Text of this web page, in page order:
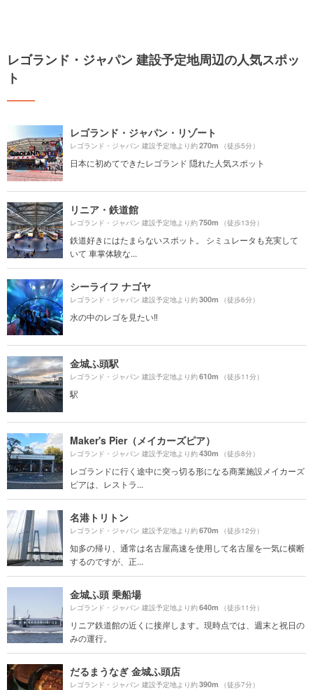
レゴランド・ジャパン 建設予定地周辺の人気スポッ
ト
レゴランド・ジャパン・リゾート
レゴランド・ジャパン 建設予定地より約270m （徒歩5分）
日本に初めてできたレゴランド 隠れた人気スポット
リニア・鉄道館
レゴランド・ジャパン 建設予定地より約750m （徒歩13分）
鉄道好きにはたまらないスポット。 シミュレータも充実して
いて 車掌体験な...
シーライフ ナゴヤ
レゴランド・ジャパン 建設予定地より約300m （徒歩6分）
水の中のレゴを見たい‼️
金城ふ頭駅
レゴランド・ジャパン 建設予定地より約610m （徒歩11分）
駅
Maker's Pier（メイカーズピア）
レゴランド・ジャパン 建設予定地より約430m （徒歩8分）
レゴランドに行く途中に突っ切る形になる商業施設メイカーズ
ピアは、レストラ...
名港トリトン
レゴランド・ジャパン 建設予定地より約670m （徒歩12分）
知多の帰り、通常は名古屋高速を使用して名古屋を一気に横断
するのですが、正...
金城ふ頭 乗船場
レゴランド・ジャパン 建設予定地より約640m （徒歩11分）
リニア鉄道館の近くに接岸します。現時点では、週末と祝日の
みの運行。
だるまうなぎ 金城ふ頭店
レゴランド・ジャパン 建設予定地より約390m （徒歩7分）